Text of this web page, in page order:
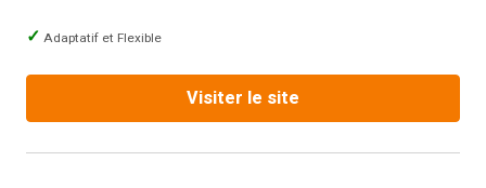
Adaptatif et Flexible
Visiter le site